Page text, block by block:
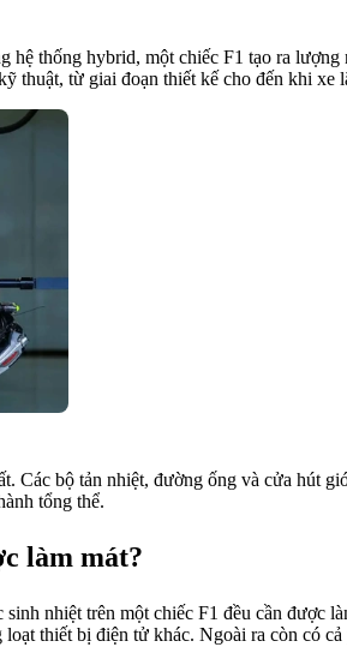
thống hybrid, một chiếc F1 tạo ra
thuật, từ giai đoạn thiết kế cho đến khi xe
Các bộ tản nhiệt, đường ống và cửa hút
tổng thể.
làm mát?
nhiệt trên một chiếc F1 đều cần được
thiết bị điện tử khác. Ngoài ra còn có